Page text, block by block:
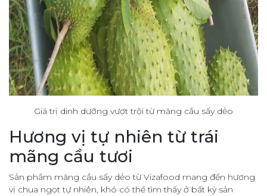
Giá trị dinh dưỡng vượt trội từ mãng cầu sấy dẻo
Hương vị tự nhiên từ trái
mãng cầu tươi
Sản phẩm mãng cầu sấy dẻo từ Vizafood mang đến hương
vị chua ngọt tự nhiên, khó có thể tìm thấy ở bất kỳ sản